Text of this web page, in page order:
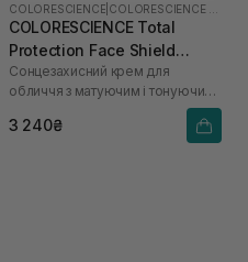
COLORESCIENCE
COLORESCIENCE Total
Protection Face Shield
Matte SPF 50 55 мл
Сонцезахисний крем для
обличчя з матуючим і тонуючим
3 240₴